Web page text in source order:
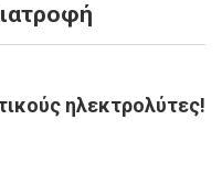
ηλεκτρολύτες!